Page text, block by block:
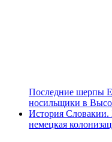
Последние шерпы
носильщики в
История Словакии.
немецкая